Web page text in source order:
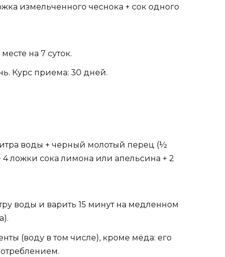
измельченного чеснока + сок одного
на 7 суток.
Курс приема: 30 дней.
воды + черный молотый перец (½
ложки сока лимона или апельсина + 2
воды и варить 15 минут на медленном
(воду в том числе), кроме мёда: его